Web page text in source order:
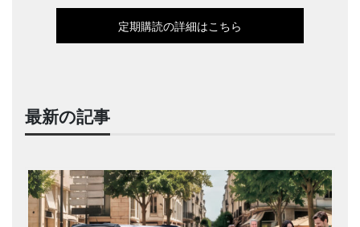
定期購読の詳細はこちら
最新の記事